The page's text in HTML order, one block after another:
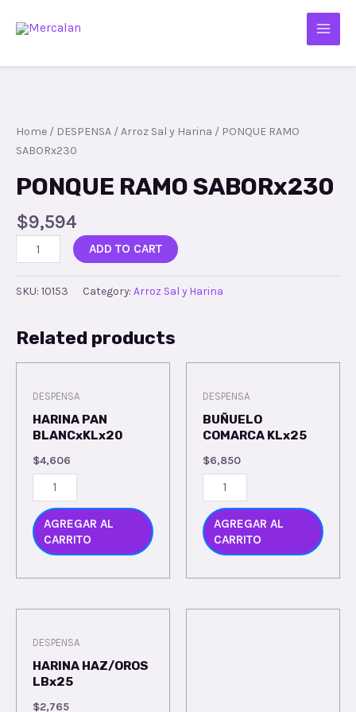
Home / DESPENSA /Arroz Sal y Harina / PONQUE RAMO
SABORx230
PONQUE RAMO SABORx230
$9,594
ADD TO CART
SKU: 10153 Category: Arroz Sal y Harina
Related products
DESPENSA
HARINA PAN
BLANCxKLx20
$4,606
AGREGAR AL
CARRITO
DESPENSA
BUÑUELO
COMARCA KLx25
$6,850
AGREGAR AL
CARRITO
DESPENSA
HARINA HAZ/OROS
LBx25
$2,765